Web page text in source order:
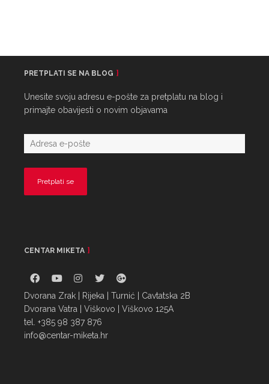
PRETPLATI SE NA BLOG
Unesite svoju adresu e-pošte za pretplatu na blog i
primajte obavijesti o novim objavama
CENTAR MIKETA
Dvorana Zrak | Rijeka | Turnić | Cavtatska 2B
Dvorana Vatra | Viškovo | Viškovo 125A
tel. +385 98 387 876
info@centar-miketa.hr